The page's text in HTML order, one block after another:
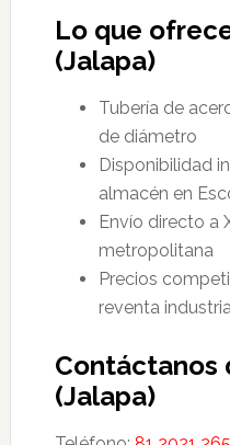
Lo que
(Jalapa)
Tubería de
de diámetro
Disponibilidad
almacén en
Envío directo a
metropolitana
Precios
reventa
Contáctanos
(Jalapa)